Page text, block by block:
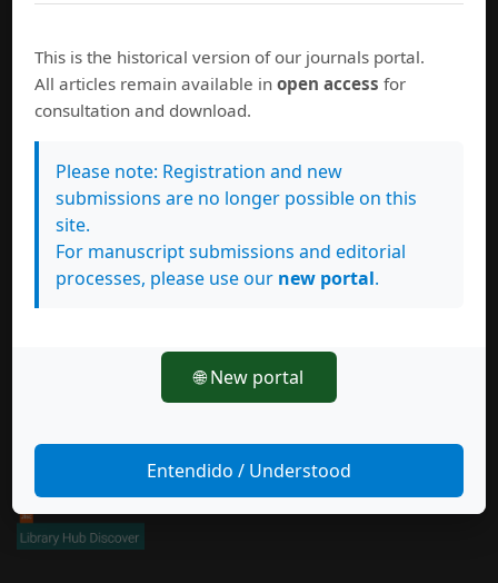
This is the historical version of our journals portal.
All articles remain available inopen access for
consultation and download.
Please note: Registration and new
submissions are no longer possible on this
site.
For manuscript submissions and editorial
processes, please use our new portal.
🌐 New portal
Entendido / Understood